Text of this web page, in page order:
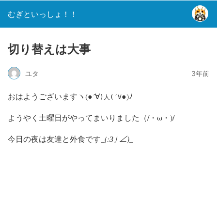
むぎといっしょ！！
切り替えは大事
ユタ 3年前
おはようございますヽ(●´∀ )人(´∀●)ﾉ
ようやく土曜日がやってまいりました（/・ω・)/
今日の夜は友達と外食です_ (:З｣ ∠)_